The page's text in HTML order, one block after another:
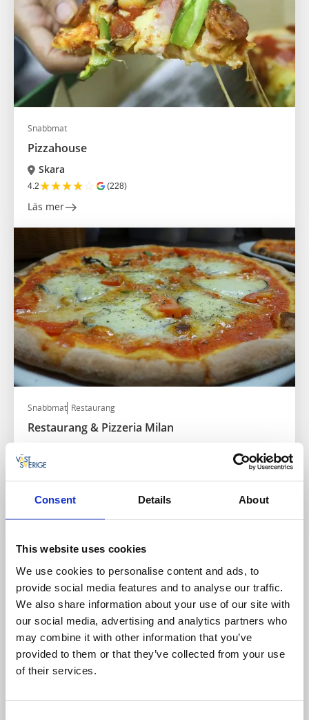
Consent Details About
This website uses cookies
We use cookies to personalise content and ads, to
provide social media features and to analyse our traffic.
We also share information about your use of our site with
our social media, advertising and analytics partners who
may combine it with other information that you’ve
provided to them or that they’ve collected from your use
of their services.
Snabbmat
Pizzahouse
Skara
4.2★★★★☆ (228)
Läs mer
Snabbmat Restaurang
Restaurang & Pizzeria Milan
4.1★